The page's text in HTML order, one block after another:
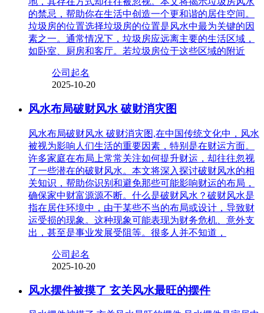
的禁忌，帮助你在生活中创造一个更和谐的居住空间。
垃圾房的位置选择垃圾房的位置是风水中最为关键的因
素之一。通常情况下，垃圾房应远离主要的生活区域，
如卧室、厨房和客厅。若垃圾房位于这些区域的附近
公司起名
2025-10-20
风水布局破财风水 破财消灾图
风水布局破财风水 破财消灾图,在中国传统文化中，风水
被视为影响人们生活的重要因素，特别是在财运方面。
许多家庭在布局上常常关注如何提升财运，却往往忽视
了一些潜在的破财风水。本文将深入探讨破财风水的相
关知识，帮助你识别和避免那些可能影响财运的布局，
确保家中财富源源不断。什么是破财风水？破财风水是
指在居住环境中，由于某些不当的布局或设计，导致财
运受损的现象。这种现象可能表现为财务危机、意外支
出，甚至是事业发展受阻等。很多人并不知道，
公司起名
2025-10-20
风水摆件被摸了 玄关风水最旺的摆件